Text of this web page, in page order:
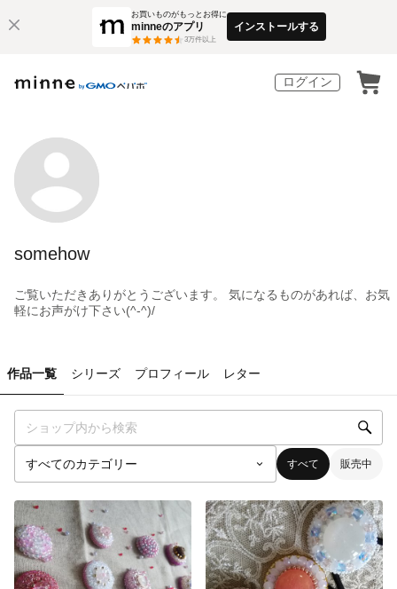
お買いものがもっとお得に
minneのアプリ
3万件以上
インストールする
ログイン
somehow
ご覧いただきありがとうございます。 気になるものがあれば、お気
軽にお声がけ下さい(^-^)/
作品一覧 シリーズ プロフィール レター
すべて 販売中